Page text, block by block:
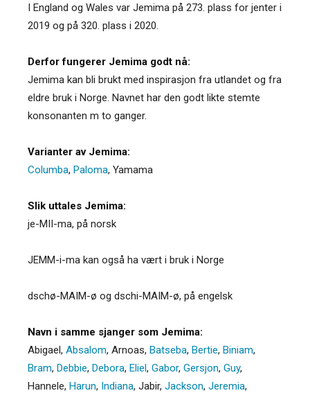
I England og Wales var Jemima på 273. plass for jenter i
2019 og på 320. plass i 2020.
Derfor fungerer Jemima godt nå:
Jemima kan bli brukt med inspirasjon fra utlandet og fra
eldre bruk i Norge. Navnet har den godt likte stemte
konsonanten m to ganger.
Varianter av Jemima:
Columba, Paloma, Yamama
Slik uttales Jemima:
je-MII-ma, på norsk
JEMM-i-ma kan også ha vært i bruk i Norge
dschø-MAIM-ø og dschi-MAIM-ø, på engelsk
Navn i samme sjanger som Jemima:
Abigael, Absalom, Arnoas, Batseba, Bertie, Biniam,
Bram, Debbie, Debora, Eliel, Gabor, Gersjon, Guy,
Hannele, Harun, Indiana, Jabir, Jackson, Jeremia,